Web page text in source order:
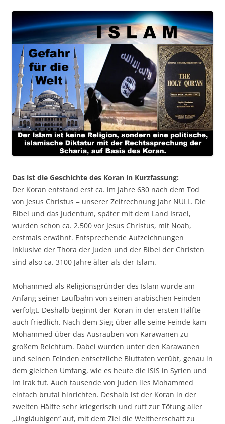
Das ist die Geschichte des Koran in Kurzfassung:
Der Koran entstand erst ca. im Jahre 630 nach dem Tod
von Jesus Christus = unserer Zeitrechnung Jahr NULL. Die
Bibel und das Judentum, später mit dem Land Israel,
wurden schon ca. 2.500 vor Jesus Christus, mit Noah,
erstmals erwähnt. Entsprechende Aufzeichnungen
inklusive der Thora der Juden und der Bibel der Christen
sind also ca. 3100 Jahre älter als der Islam.
Mohammed als Religionsgründer des Islam wurde am
Anfang seiner Laufbahn von seinen arabischen Feinden
verfolgt. Deshalb beginnt der Koran in der ersten Hälfte
auch friedlich. Nach dem Sieg über alle seine Feinde kam
Mohammed über das Ausrauben von Karawanen zu
großem Reichtum. Dabei wurden unter den Karawanen
und seinen Feinden entsetzliche Bluttaten verübt, genau in
dem gleichen Umfang, wie es heute die ISIS in Syrien und
im Irak tut. Auch tausende von Juden lies Mohammed
einfach brutal hinrichten. Deshalb ist der Koran in der
zweiten Hälfte sehr kriegerisch und ruft zur Tötung aller
„Ungläubigen“ auf, mit dem Ziel die Weltherrschaft zu